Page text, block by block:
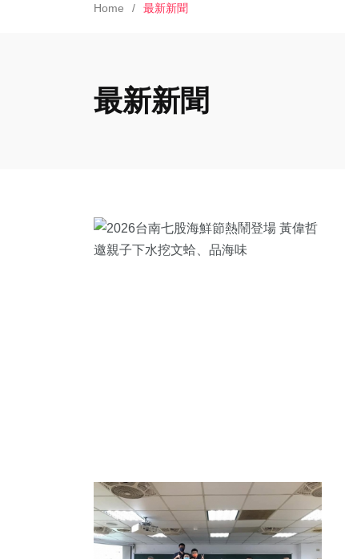
Home 最新新聞
最新新聞